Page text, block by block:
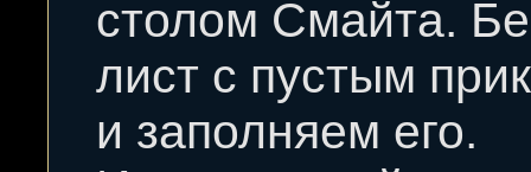
столом Смайта.
лист с пустым
и заполняем его.